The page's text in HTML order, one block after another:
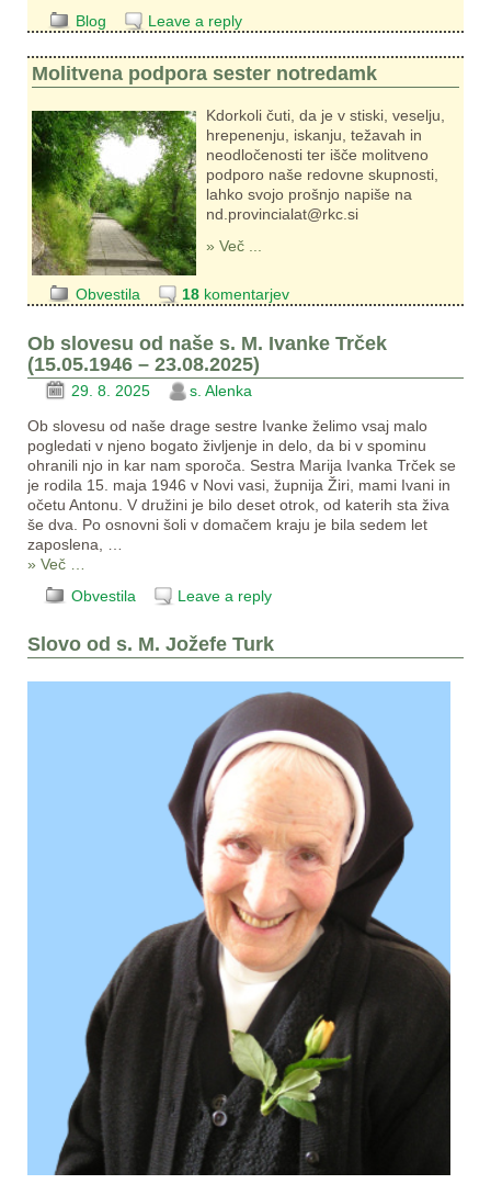
Blog
Leave a reply
Molitvena podpora sester notredamk
Kdorkoli čuti, da je v stiski, veselju,
hrepenenju, iskanju, težavah in
neodločenosti ter išče molitveno
podporo naše redovne skupnosti,
lahko svojo prošnjo napiše na
nd.provincialat@rkc.si
» Več ...
Obvestila 18komentarjev
Ob slovesu od naše s. M. Ivanke Trček
(15.05.1946 – 23.08.2025)
29. 8. 2025
s. Alenka
Ob slovesu od naše drage sestre Ivanke želimo vsaj malo
pogledati v njeno bogato življenje in delo, da bi v spominu
ohranili njo in kar nam sporoča. Sestra Marija Ivanka Trček se
je rodila 15. maja 1946 v Novi vasi, župnija Žiri, mami Ivani in
očetu Antonu. V družini je bilo deset otrok, od katerih sta živa
še dva. Po osnovni šoli v domačem kraju je bila sedem let
zaposlena, …
» Več …
Obvestila
Leave a reply
Slovo od s. M. Jožefe Turk